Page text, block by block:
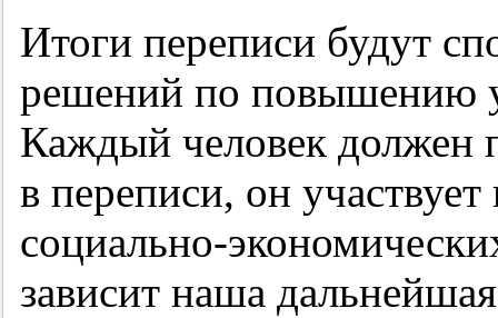
Итоги переписи будут
решений по повышению
Каждый человек должен
в переписи, он
социально-
зависит наша